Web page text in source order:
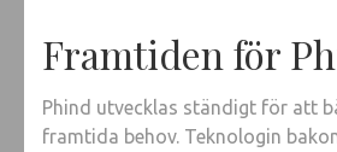
Framtiden för
Phind utvecklas ständigt för att
framtida behov. Teknologin